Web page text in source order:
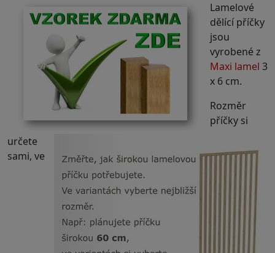
Lamelové
dělící příčky
jsou
vyrobené z
Maxi lamel 3
x 6 cm.
Rozměr
příčky si
určete
sami, ve